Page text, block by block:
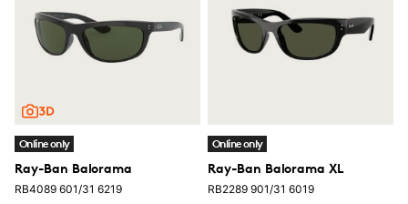
Online only
Ray-Ban Balorama
RB4089 601/31 6219
Online only
Ray-Ban Balorama XL
RB2289 901/31 6019